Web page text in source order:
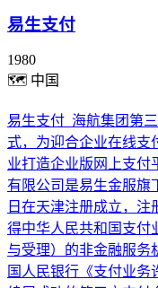
易生支付
1980
🗺 中国
易生支付_海航集团第
式，为迎合企业在线支
业打造企业版网上支付
有限公司是易生金服旗
日在天津注册成立，
得中华人民共和国支付
与受理）的非金融服务
国人民银行《支付业